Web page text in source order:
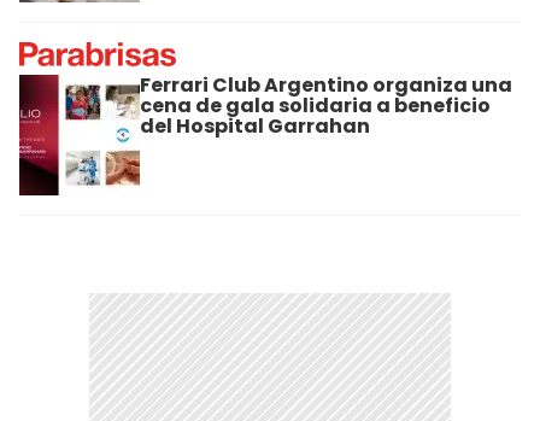
Ferrari Club Argentino organiza una
cena de gala solidaria a beneficio
del Hospital Garrahan